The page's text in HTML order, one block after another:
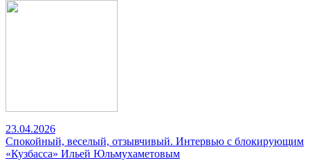
23.04.2026
Спокойный, веселый, отзывчивый. Интервью с блокирующим
«Кузбасса» Ильей Юльмухаметовым